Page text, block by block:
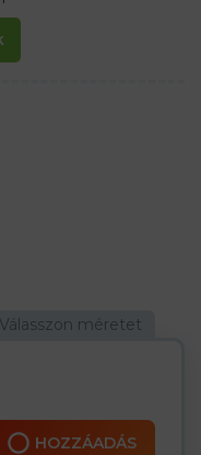
lévő ütések elnyelésére
HOZZÁADÁS